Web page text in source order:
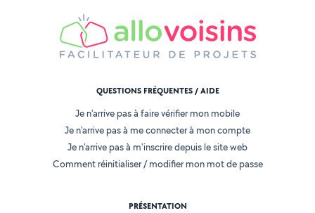
QUESTIONS FRÉQUENTES / AIDE
Je n'arrive pas à faire vérifier mon mobile
Je n'arrive pas à me connecter à mon compte
Je n'arrive pas à m'inscrire depuis le site web
Comment réinitialiser / modifier mon mot de passe
PRÉSENTATION